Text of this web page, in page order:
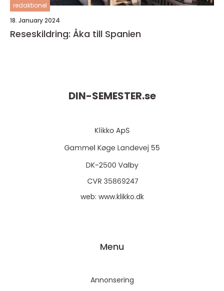
redaktionel
18. January 2024
Reseskildring: Åka till Spanien
DIN-SEMESTER.se
web: www.klikko.dk
Menu
Annonsering